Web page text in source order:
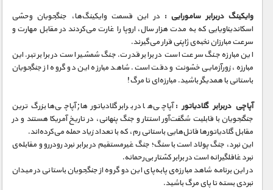
وایکینگ دربرابر سامورایی : در این قسمت وایکینگ‌ها، جنگجویان وحشی
اسکاندیناویایی که به مدت هزار سال، اروپا را غارت می‌کردند در مقابل مهارت و
سرعت مبارزان نخبه‌ی ژاپنی قرار می‌گیرند.
این مبارزه جنگ سرعت است در برابر قدرت. جنگ شمشیر است در برابر تبر. این
مبارزه، زورآزمایی خشونت و دقت است. شاهد مبارزه این دو گروه از جنگجویان
باستانی با همدیگر باشید. مبارزه‌ای تا مرگ!
آپاچی دربرابر گلادیاتور :آپاچی‌ها در برابر گلادیاتور‌ها; آپاچی‌ها بزرگ‌ترین
جنگنجویان با قابلیت شگفت‌آور استتار و جنگ پنهانی، در تاریخ آمریکا هستند و در
مقابل گلادیاتور‌ها قاتل‌هایی باستانی رم، که با تعداد زیاد حمله می‌کرده‌اند.
این نبرد، جنگ پولاد است با سنگ؛ جنگ غیرمستقیم در برابر نبرد رودررو و مقابله‌ی
نبرد غافلگیرانه است در برابر کشتار بی‌رحمانه.
در این برنامه شاهد مبارزه‌ی پابه‌پای این دو گروه از جنگجویان باستانی در میدان
نبردی بسته تا پای مرگ باشید.